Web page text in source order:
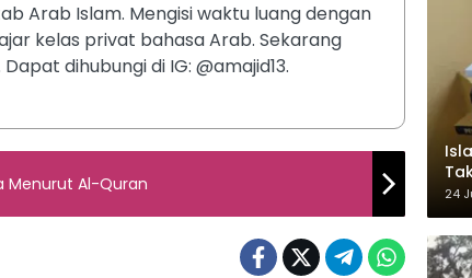
Arab Islam. Mengisi waktu luang dengan
kelas privat bahasa Arab. Sekarang
dihubungi di IG: @amajid13.
Menurut Al-Quran 24